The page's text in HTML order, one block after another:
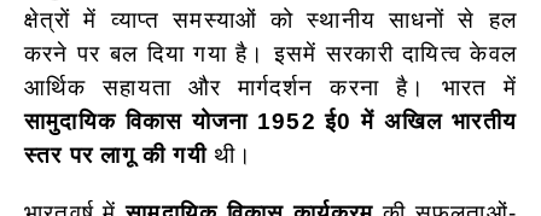
क्षेत्रों में व्याप्त समस्याओं को स्थानीय साधनों से हल
करने पर बल दिया गया है। इसमें सरकारी दायित्व केवल
आर्थिक सहायता और मार्गदर्शन करना है। भारत में
सामुदायिक विकास योजना 1952 ई0 में अखिल भारतीय
स्तर पर लागू की गयीथी।